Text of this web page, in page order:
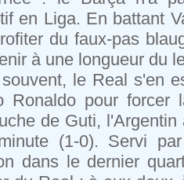
en Liga. En battant
du faux-pas
à une longueur du
le Real s'en
Ronaldo pour forcer
de Guti,
(1-0). Servi
dans le dernier